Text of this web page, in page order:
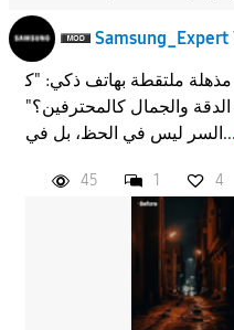
Samsung_Expert
ملتقطة بهاتف ذكي: "ك
والجمال كالمحترفين؟"
السر ليس في الحظ، بل في...
45 1 4